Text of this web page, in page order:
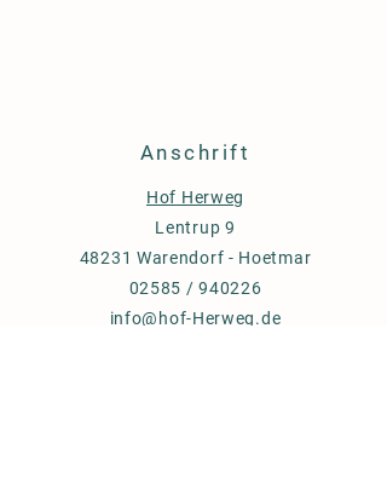
Anschrift
Hof Herweg
Lentrup 9
48231 Warendorf - Hoetmar
02585 / 940226
info@hof-Herweg.de